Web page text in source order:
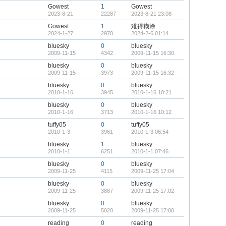
Gowest
2023-8-21
1
22287
Gowest
2023-8-21 23:08
Gowest
2024-1-27
1
2970
难得糊涂
2024-2-6 01:14
bluesky
2009-11-15
0
4342
bluesky
2009-11-15 16:30
bluesky
2009-11-15
0
3973
bluesky
2009-11-15 16:32
bluesky
2010-1-16
0
3945
bluesky
2010-1-16 10:21
bluesky
2010-1-16
0
3713
bluesky
2010-1-16 10:12
tuffy05
2010-1-3
0
3961
tuffy05
2010-1-3 06:54
bluesky
2010-1-1
1
6251
bluesky
2010-1-1 07:46
bluesky
2009-11-25
0
4115
bluesky
2009-11-25 17:04
bluesky
2009-11-25
0
3887
bluesky
2009-11-25 17:02
bluesky
2009-11-25
0
5020
bluesky
2009-11-25 17:00
reading 0 reading